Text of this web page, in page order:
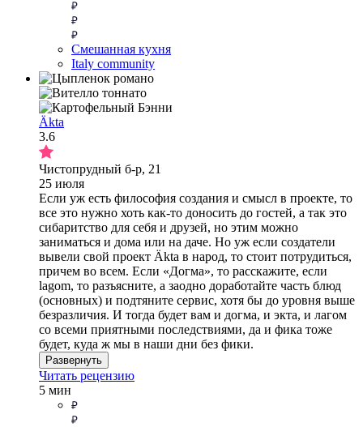
Смешанная кухня
Italy community
Äkta
3.6
Чистопрудный б-р, 21
25 июля
Если уж есть философия создания и смысл в проекте, то
все это нужно хоть как-то доносить до гостей, а так это
сибаритство для себя и друзей, но этим можно
заниматься и дома или на даче. Но уж если создатели
вывели свой проект Äkta в народ, то стоит потрудиться,
причем во всем. Если «Догма», то расскажите, если
lagom, то разъясните, а заодно доработайте часть блюд
(основных) и подтяните сервис, хотя бы до уровня выше
безразличия. И тогда будет вам и догма, и экта, и лагом
со всеми приятными последствиями, да и фика тоже
будет, куда ж мы в наши дни без фики.
Развернуть
Читать рецензию
5 мин